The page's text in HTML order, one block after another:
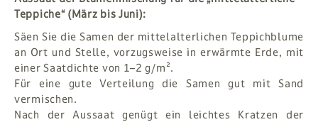
Teppiche“ (März bis Juni):
Säen Sie die Samen der mittelalterlichen Teppichblume
an Ort und Stelle, vorzugsweise in erwärmte Erde, mit
einer Saatdichte von 1–2 g/m².
Für eine gute Verteilung die Samen gut mit Sand
vermischen.
Nach der Aussaat genügt ein leichtes Kratzen der